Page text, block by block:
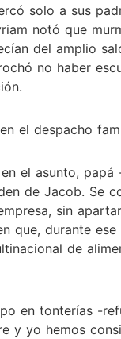
solo a sus
notó que
del amplio
no haber
el despacho
el asunto, papá
de Jacob. Se
sin
que, durante
de
en tonterías -
y yo hemos